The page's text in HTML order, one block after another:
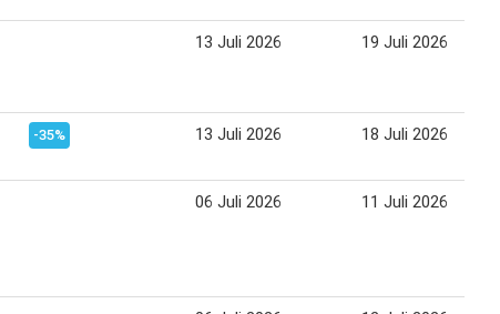
13 Juli 2026 19 Juli 2026
-35% 13 Juli 2026 18 Juli 2026
06 Juli 2026 11 Juli 2026